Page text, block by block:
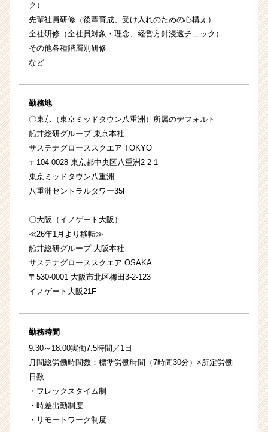
ク）
先輩社員研修（後輩育成、受け入れのための心構え）
全社研修（全社員対象・理念、経営方針浸透チェック）
その他各種階層別研修
など
勤務地
〇東京（東京ミッドタウン八重洲）所属のデフォルト
船井総研グループ 東京本社
サステナグローススクエア TOKYO
〒104-0028 東京都中央区八重洲2-2-1
東京ミッドタウン八重洲
八重洲セントラルタワー35F
〇大阪（イノゲート大阪）
≪26年1月より移転≫
船井総研グループ 大阪本社
サステナグローススクエア OSAKA
〒530-0001 大阪市北区梅田3-2-123
イノゲート大阪21F
勤務時間
9:30～18:00実働7.5時間／1日
月間総労働時間数：標準労働時間（7時間30分）×所定労働
日数
・フレックスタイム制
・時差出勤制度
・リモートワーク制度